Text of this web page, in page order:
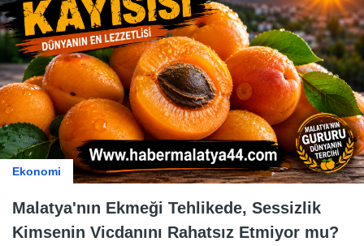
Ekonomi
Malatya'nın Ekmeği Tehlikede, Sessizlik
Kimsenin Vicdanını Rahatsız Etmiyor mu?